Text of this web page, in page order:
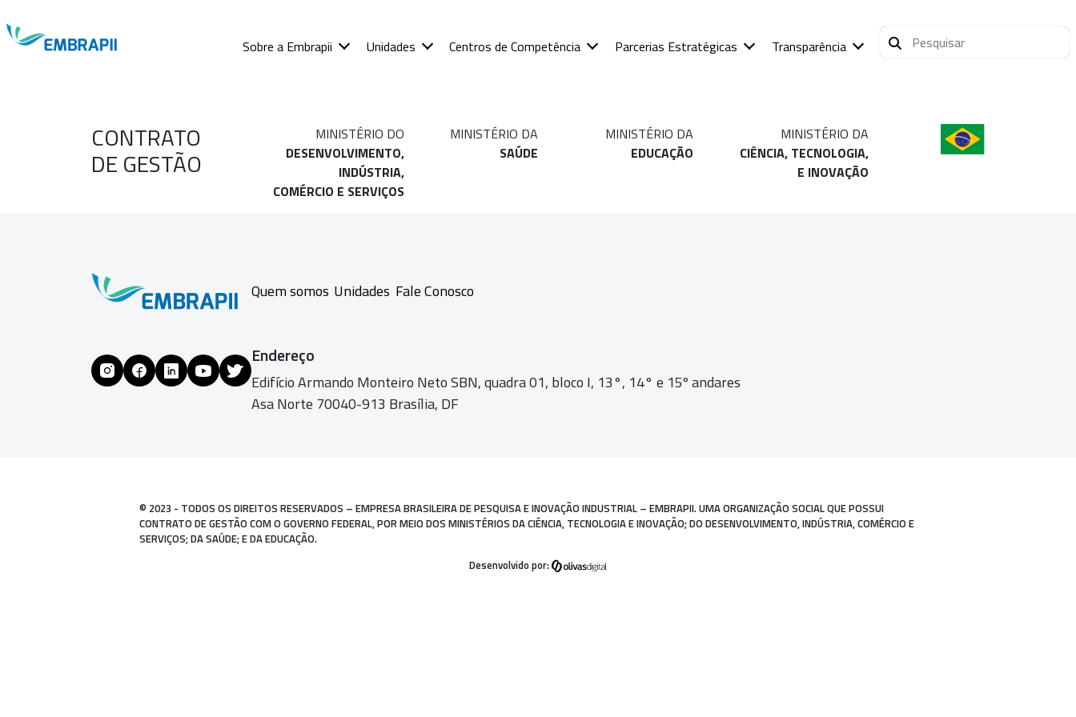
Sobre a Embrapii Unidades Centros de Competência Parcerias Estratégicas Transparência
CONTRATO
DE GESTÃO
MINISTÉRIO DO
DESENVOLVIMENTO,
INDÚSTRIA,
COMÉRCIO E SERVIÇOS
MINISTÉRIO DA
SAÚDE
MINISTÉRIO DA
EDUCAÇÃO
MINISTÉRIO DA
CIÊNCIA, TECNOLOGIA,
E INOVAÇÃO
Quem somos Unidades Fale Conosco
Endereço
Edifício Armando Monteiro Neto SBN, quadra 01, bloco I, 13°, 14° e 15º andares
Asa Norte 70040-913 Brasília, DF
© 2023 - TODOS OS DIREITOS RESERVADOS – EMPRESA BRASILEIRA DE PESQUISA E INOVAÇÃO INDUSTRIAL – EMBRAPII. UMA ORGANIZAÇÃO SOCIAL QUE POSSUI
CONTRATO DE GESTÃO COM O GOVERNO FEDERAL, POR MEIO DOS MINISTÉRIOS DA CIÊNCIA, TECNOLOGIA E INOVAÇÃO; DO DESENVOLVIMENTO, INDÚSTRIA, COMÉRCIO E
SERVIÇOS; DA SAÚDE; E DA EDUCAÇÃO.
Desenvolvido por: